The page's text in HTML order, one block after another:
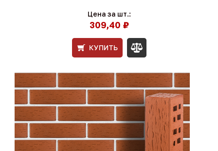
Цена за шт.:
309,40 ₽
КУПИТЬ